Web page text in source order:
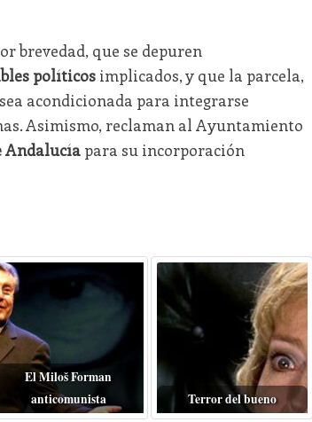
brevedad, que se depuren
políticosimplicados, y que la parcela,
acondicionada para integrarse
Asimismo, reclaman al Ayuntamiento
Andalucíapara su incorporación
El Miloš Forman
anticomunista
Terror del bueno